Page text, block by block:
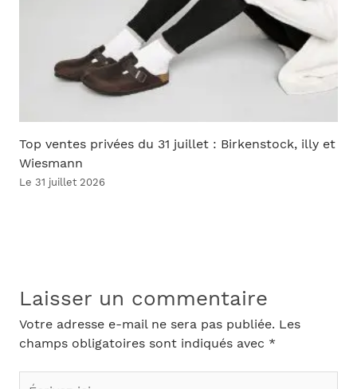
Top ventes privées du 31 juillet : Birkenstock, illy et
Wiesmann
Le 31 juillet 2026
Laisser un commentaire
Votre adresse e-mail ne sera pas publiée. Les
champs obligatoires sont indiqués avec *
Écrivez